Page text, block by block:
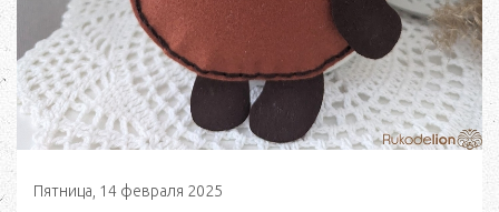
Пятница, 14 февраля 2025